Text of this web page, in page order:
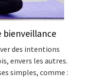
bienveillance
des intentions
envers les autres.
simples, comme :